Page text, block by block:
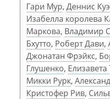
Гари Мур, Деннис
Изабелла королева
Маркова, Владимир
Бхутто, Роберт Дави,
Джонатан Фрэйкс,
Глушенко,
Микки Рурк,
Кристофер Рив,